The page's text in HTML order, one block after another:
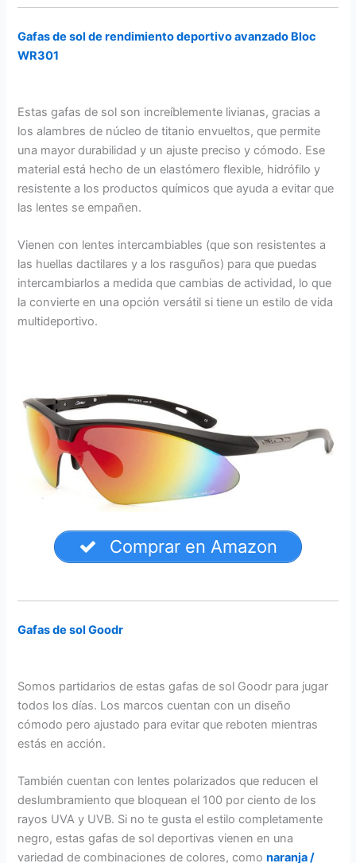
Gafas de sol de rendimiento deportivo avanzado Bloc
WR301
Estas gafas de sol son increíblemente livianas, gracias a
los alambres de núcleo de titanio envueltos, que permite
una mayor durabilidad y un ajuste preciso y cómodo. Ese
material está hecho de un elastómero flexible, hidrófilo y
resistente a los productos químicos que ayuda a evitar que
las lentes se empañen.
Vienen con lentes intercambiables (que son resistentes a
las huellas dactilares y a los rasguños) para que puedas
intercambiarlos a medida que cambias de actividad, lo que
la convierte en una opción versátil si tiene un estilo de vida
multideportivo.
Comprar en Amazon
Gafas de sol Goodr
Somos partidarios de estas gafas de sol Goodr para jugar
todos los días. Los marcos cuentan con un diseño
cómodo pero ajustado para evitar que reboten mientras
estás en acción.
También cuentan con lentes polarizados que reducen el
deslumbramiento que bloquean el 100 por ciento de los
rayos UVA y UVB. Si no te gusta el estilo completamente
negro, estas gafas de sol deportivas vienen en una
variedad de combinaciones de colores, comonaranja /